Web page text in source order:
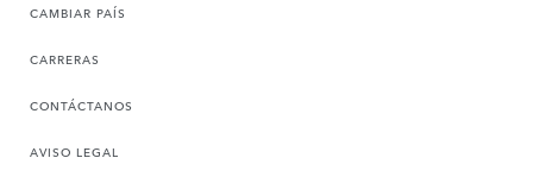
CAMBIAR PAÍS
CARRERAS
CONTÁCTANOS
AVISO LEGAL